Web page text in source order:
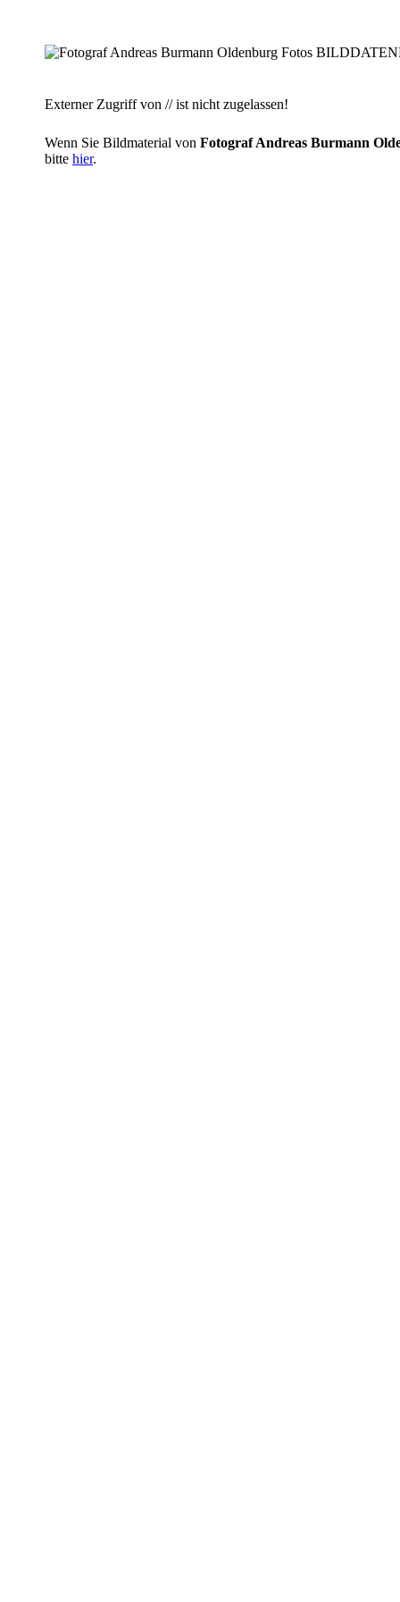
Externer Zugriff von // ist nicht zugelassen!
Wenn Sie Bildmaterial von Fotograf Andreas Burmann
bitte hier.